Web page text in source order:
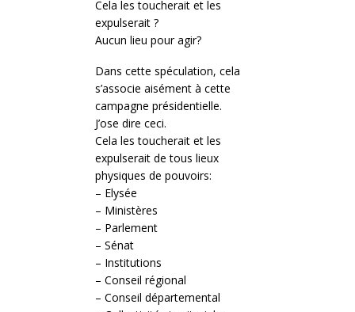
Cela les toucherait et les
expulserait ?
Aucun lieu pour agir?
Dans cette spéculation, cela
s’associe aisément à cette
campagne présidentielle.
J’ose dire ceci.
Cela les toucherait et les
expulserait de tous lieux
physiques de pouvoirs:
– Elysée
– Ministères
– Parlement
– Sénat
– Institutions
– Conseil régional
– Conseil départemental